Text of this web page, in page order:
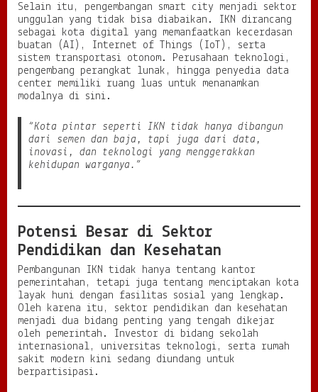
Selain itu, pengembangan smart city menjadi sektor
unggulan yang tidak bisa diabaikan. IKN dirancang
sebagai kota digital yang memanfaatkan kecerdasan
buatan (AI), Internet of Things (IoT), serta
sistem transportasi otonom. Perusahaan teknologi,
pengembang perangkat lunak, hingga penyedia data
center memiliki ruang luas untuk menanamkan
modalnya di sini.
“Kota pintar seperti IKN tidak hanya dibangun
dari semen dan baja, tapi juga dari data,
inovasi, dan teknologi yang menggerakkan
kehidupan warganya.”
Potensi Besar di Sektor
Pendidikan dan Kesehatan
Pembangunan IKN tidak hanya tentang kantor
pemerintahan, tetapi juga tentang menciptakan kota
layak huni dengan fasilitas sosial yang lengkap.
Oleh karena itu, sektor pendidikan dan kesehatan
menjadi dua bidang penting yang tengah dikejar
oleh pemerintah. Investor di bidang sekolah
internasional, universitas teknologi, serta rumah
sakit modern kini sedang diundang untuk
berpartisipasi.